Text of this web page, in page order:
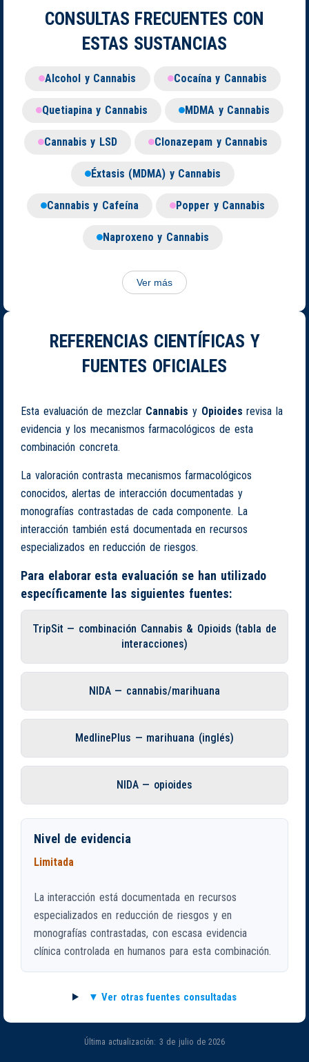
CONSULTAS FRECUENTES CON
ESTAS SUSTANCIAS
Alcohol y Cannabis Cocaína y Cannabis
Quetiapina y Cannabis MDMA y Cannabis
Cannabis y LSD Clonazepam y Cannabis
Éxtasis (MDMA) y Cannabis
Cannabis y Cafeína Popper y Cannabis
Naproxeno y Cannabis
Ver más
REFERENCIAS CIENTÍFICAS Y
FUENTES OFICIALES
Esta evaluación de mezclar Cannabis y Opioides revisa la
evidencia y los mecanismos farmacológicos de esta
combinación concreta.
La valoración contrasta mecanismos farmacológicos
conocidos, alertas de interacción documentadas y
monografías contrastadas de cada componente. La
interacción también está documentada en recursos
especializados en reducción de riesgos.
Para elaborar esta evaluación se han utilizado
específicamente las siguientes fuentes:
TripSit — combinación Cannabis & Opioids (tabla de
interacciones)
NIDA — cannabis/marihuana
MedlinePlus — marihuana (inglés)
NIDA — opioides
Nivel de evidencia
Limitada
La interacción está documentada en recursos
especializados en reducción de riesgos y en
monografías contrastadas, con escasa evidencia
clínica controlada en humanos para esta combinación.
Ver otras fuentes consultadas
Última actualización: 3 de julio de 2026